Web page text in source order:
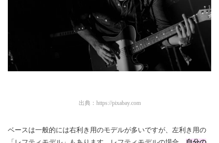
出典： https://pixabay.com
ベースは一般的には右利き用のモデルが多いですが、左利き用の